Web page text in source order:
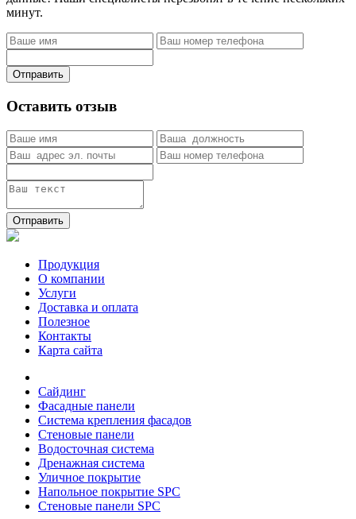
минут.
Отправить
Оставить отзыв
Отправить
Продукция
О компании
Услуги
Доставка и оплата
Полезное
Контакты
Карта сайта
Сайдинг
Фасадные панели
Система крепления фасадов
Стеновые панели
Водосточная система
Дренажная система
Уличное покрытие
Напольное покрытие SPC
Стеновые панели SPC